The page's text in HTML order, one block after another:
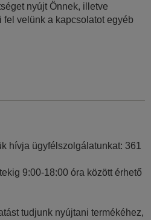
nyújt Önnek, illetve
fel velünk a kapcsolatot egyéb
hívja ügyfélszolgálatunkat: 361
9:00-18:00 óra között érhető
tudjunk nyújtani termékéhez,